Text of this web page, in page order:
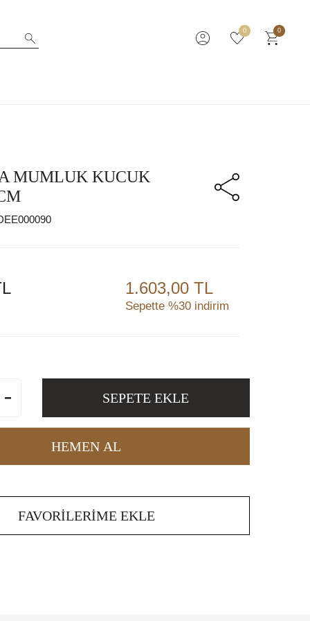
0 0
MUMLUK KUCUK
1.603,00 TL
Sepette %30 indirim
SEPETE EKLE
HEMEN AL
FAVORILERIME EKLE